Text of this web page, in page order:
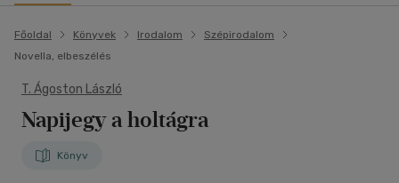
Főoldal Könyvek Irodalom
Szépirodalom
Novella, elbeszélés
T. Ágoston László
Napijegy a holtágra
Könyv